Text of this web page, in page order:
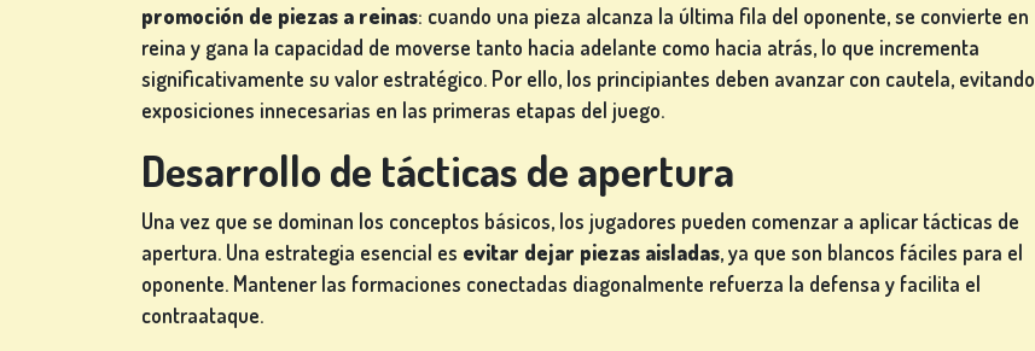
promoción de piezas a reinas: cuando una pieza alcanza la última fila del oponente, se convierte en
reina y gana la capacidad de moverse tanto hacia adelante como hacia atrás, lo que incrementa
significativamente su valor estratégico. Por ello, los principiantes deben avanzar con cautela, evitando
exposiciones innecesarias en las primeras etapas del juego.
Desarrollo de tácticas de apertura
Una vez que se dominan los conceptos básicos, los jugadores pueden comenzar a aplicar tácticas de
apertura. Una estrategia esencial es evitar dejar piezas aisladas, ya que son blancos fáciles para el
oponente. Mantener las formaciones conectadas diagonalmente refuerza la defensa y facilita el
contraataque.